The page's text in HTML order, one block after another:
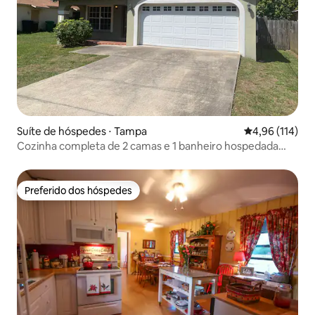
Suíte de hóspedes ⋅ Tampa 4,96 de uma
4,96 (114)
Cozinha completa de 2 camas e 1 banheiro hospedada
Preferido dos hóspedes
Preferido dos hóspedes